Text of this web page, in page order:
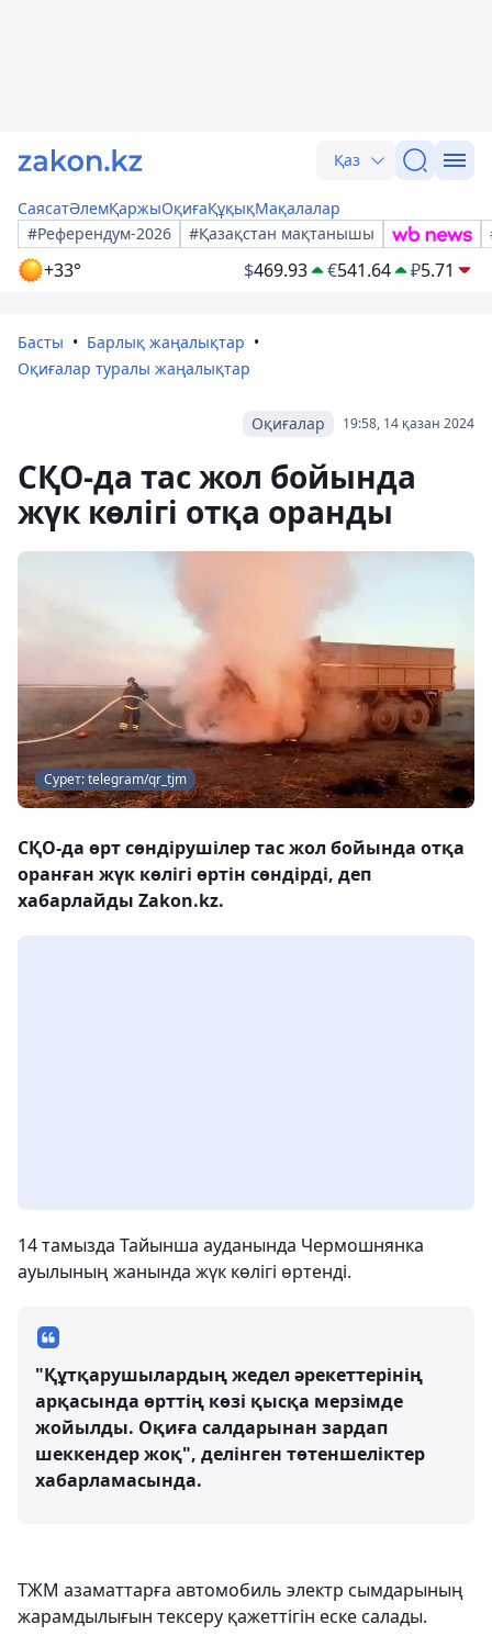
Қаз
СаясатӘлемҚаржыОқиғаҚұқықМақалалар
#Референдум-2026
#Қазақстан мақтанышы
+33° $469.93 €541.64 ₽5.71
Басты
Барлық жаңалықтар
Оқиғалар туралы жаңалықтар
19:58, 14 қазан 2024
Оқиғалар
СҚО-да тас жол бойында
жүк көлігі отқа оранды
Сурет: telegram/qr_tjm
СҚО-да өрт сөндірушілер тас жол бойында отқа
оранған жүк көлігі өртін сөндірді, деп
хабарлайды Zakon.kz.
14 тамызда Тайынша ауданында Чермошнянка
ауылының жанында жүк көлігі өртенді.
"Құтқарушылардың жедел әрекеттерінің
арқасында өрттің көзі қысқа мерзімде
жойылды. Оқиға салдарынан зардап
шеккендер жоқ", делінген төтеншеліктер
хабарламасында.
ТЖМ азаматтарға автомобиль электр сымдарының
жарамдылығын тексеру қажеттігін еске салады.